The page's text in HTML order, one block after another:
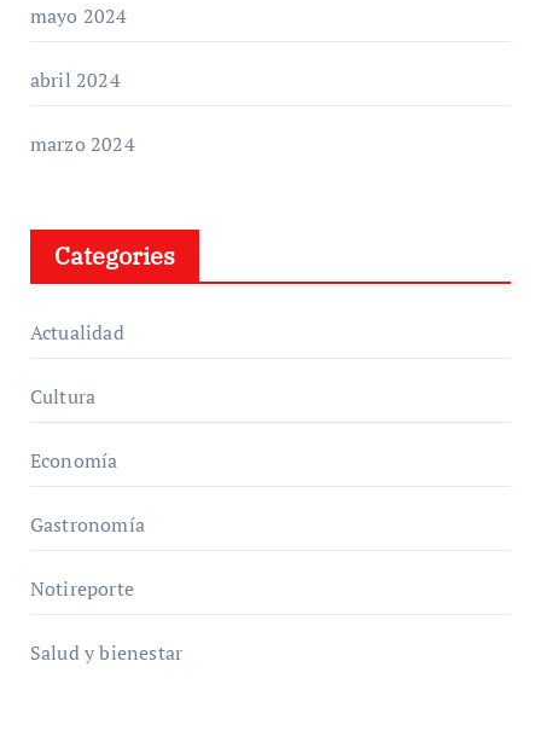
mayo 2024
abril 2024
marzo 2024
Categories
Actualidad
Cultura
Economía
Gastronomía
Notireporte
Salud y bienestar